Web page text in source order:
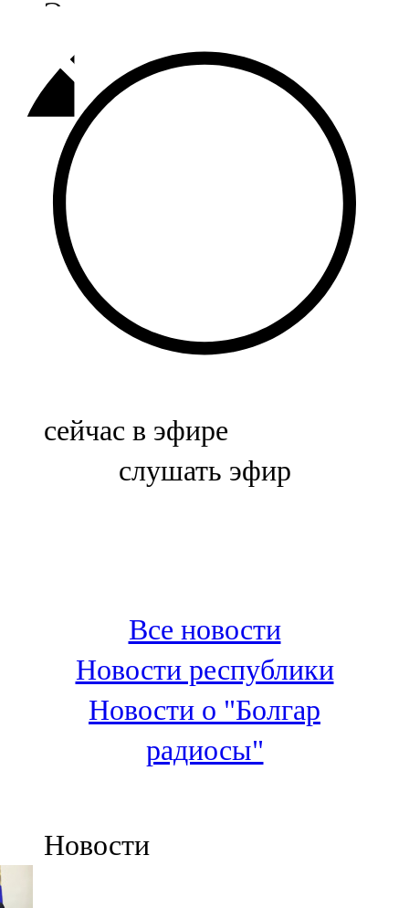
Әлмәт
92,9 FM
Базарлы матак
107,1 FM
Балык бистәсе
104,9 FM
Баулы
107,5 FM
Биләр
Болгар
100,3 FM
Зәй
106,6 FM
Кадыбаш
105,2 FM
91,5 FM
сейчас в эфире
слушать эфир
Все новости
Новости республики
Новости о "Болгар
радиосы"
Новости